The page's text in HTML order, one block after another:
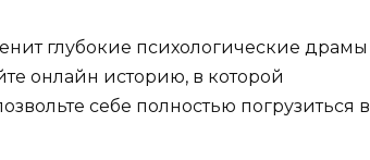
глубокие психологические драмы
онлайн историю, в которой
себе полностью погрузиться в